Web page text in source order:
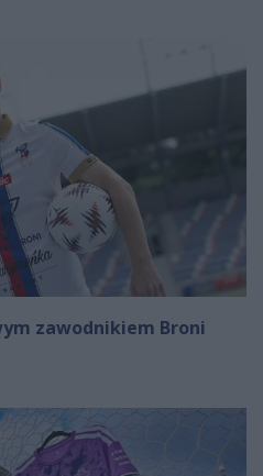
zawodnikiem Broni